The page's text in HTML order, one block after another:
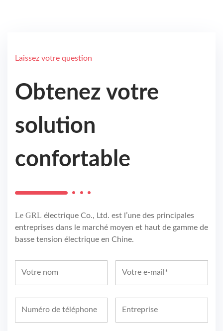
Laissez votre question
Obtenez votre
solution
confortable
Le GRL électrique Co., Ltd. est l’une des principales
entreprises dans le marché moyen et haut de gamme de
basse tension électrique en Chine.